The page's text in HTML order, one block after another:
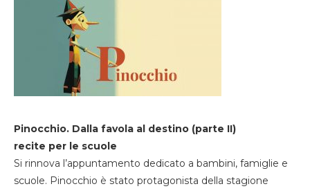
Pinocchio. Dalla favola al destino (parte II)
recite per le scuole
Si rinnova l’appuntamento dedicato a bambini, famiglie e
scuole. Pinocchio è stato protagonista della stagione